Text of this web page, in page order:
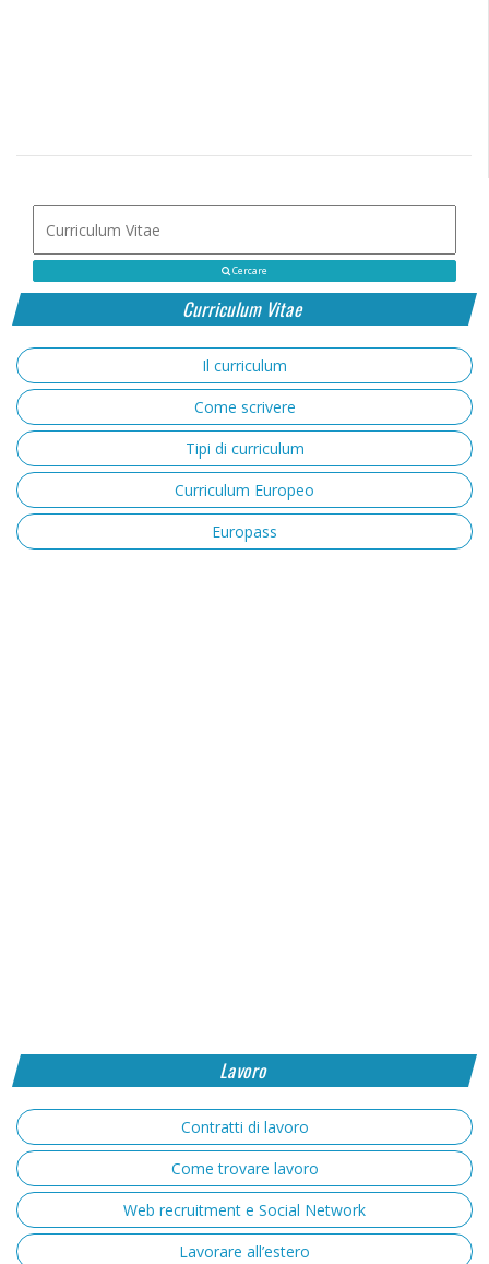
Cercare
Curriculum Vitae
Il curriculum
Come scrivere
Tipi di curriculum
Curriculum Europeo
Europass
Lavoro
Contratti di lavoro
Come trovare lavoro
Web recruitment e Social Network
Lavorare all’estero